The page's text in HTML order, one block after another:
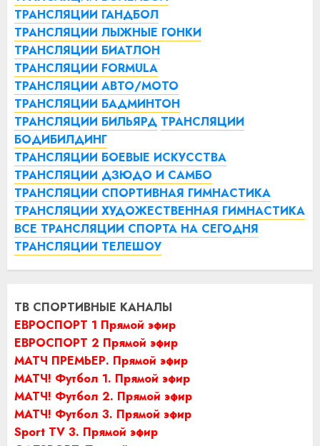
ТРАНСЛЯЦИИ ГАНДБОЛ
ТРАНСЛЯЦИИ ЛЫЖНЫЕ ГОНКИ
ТРАНСЛЯЦИИ БИАТЛОН
ТРАНСЛЯЦИИ FORMULA
ТРАНСЛЯЦИИ АВТО/МОТО
ТРАНСЛЯЦИИ БАДМИНТОН
ТРАНСЛЯЦИИ БИЛЬЯРД ТРАНСЛЯЦИИ
БОДИБИЛДИНГ
ТРАНСЛЯЦИИ БОЕВЫЕ ИСКУССТВА
ТРАНСЛЯЦИИ ДЗЮДО И САМБО
ТРАНСЛЯЦИИ СПОРТИВНАЯ ГИМНАСТИКА
ТРАНСЛЯЦИИ ХУДОЖЕСТВЕННАЯ ГИМНАСТИКА
ВСЕ ТРАНСЛЯЦИИ СПОРТА НА СЕГОДНЯ
ТРАНСЛЯЦИИ ТЕЛЕШОУ
ТВ СПОРТИВНЫЕ КАНАЛЫ
ЕВРОСПОРТ 1 Прямой эфир
ЕВРОСПОРТ 2 Прямой эфир
МАТЧ ПРЕМЬЕР. Прямой эфир
МАТЧ! Футбол 1. Прямой эфир
МАТЧ! Футбол 2. Прямой эфир
МАТЧ! Футбол 3. Прямой эфир
Sport TV 3. Прямой эфир